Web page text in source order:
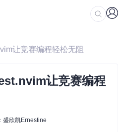
让竞赛编程轻松无阻
让竞赛编程
盛欣凯Ernestine